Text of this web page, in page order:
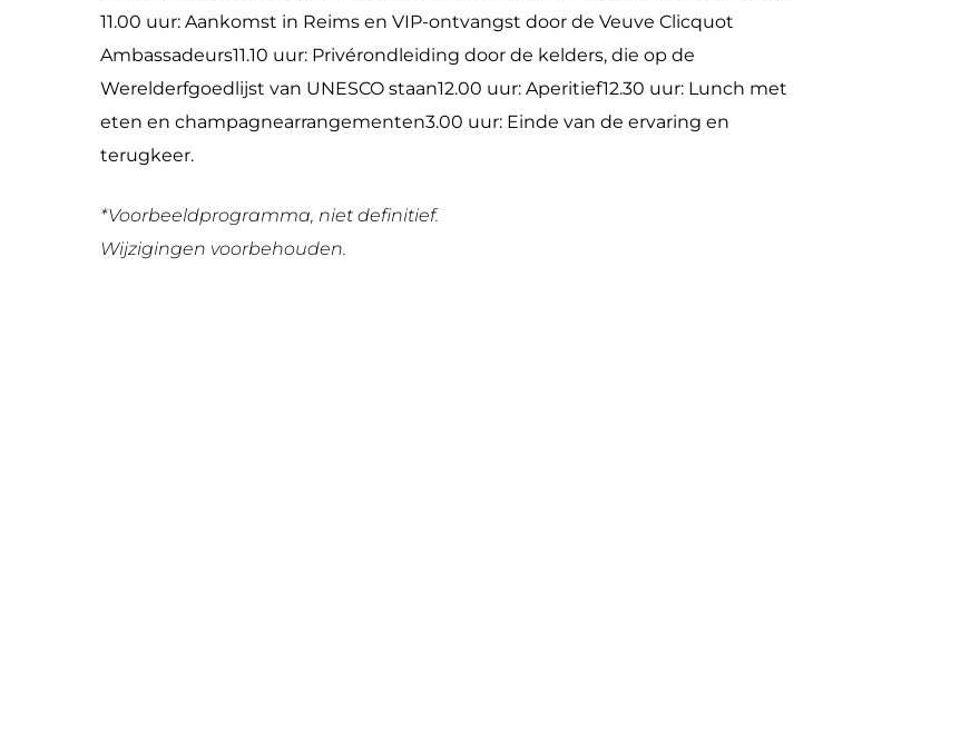
11.00 uur: Aankomst in Reims en VIP-ontvangst door de Veuve Clicquot
Ambassadeurs11.10 uur: Privérondleiding door de kelders, die op de
Werelderfgoedlijst van UNESCO staan12.00 uur: Aperitief12.30 uur: Lunch met
eten en champagnearrangementen3.00 uur: Einde van de ervaring en
terugkeer.
*Voorbeeldprogramma, niet definitief.
Wijzigingen voorbehouden.